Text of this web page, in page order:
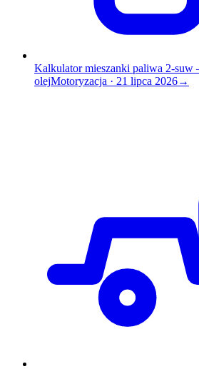
Kalkulator mieszanki paliwa 2-suw
olejMotoryzacja · 21 lipca 2026→